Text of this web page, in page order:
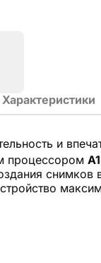
Характеристики
и
процессором
снимков